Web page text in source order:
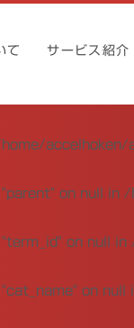
て サービス紹介
accelhoken/
on null in /
on null in
on null